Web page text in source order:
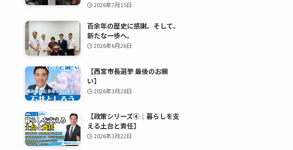
2026年7月15日
百余年の歴史に感謝。そして、
新たな一歩へ。
2026年6月26日
【西宮市長選挙 最後のお願
い】
2026年3月28日
【政策シリーズ④｜暮らしを支
える土台と責任】
2026年3月22日